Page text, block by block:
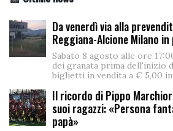
Da venerdì via alla
Reggiana-Alcione Milano
Sabato 8 agosto alle ore
dei granata prima dell'inizio
biglietti in vendita a € 5,00
Il ricordo di Pippo
suoi ragazzi: «Persona
papà»